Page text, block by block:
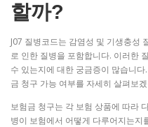
할까?
J07 질병코드는 감염성 및 기생충성
로 인한 질병을 포함합니다. 이러한
수 있는지에 대한 궁금증이 많습니
금 청구 가능 여부를 자세히 살펴보
보험금 청구는 각 보험 상품에 따라
병이 보험에서 어떻게 다루어지는지